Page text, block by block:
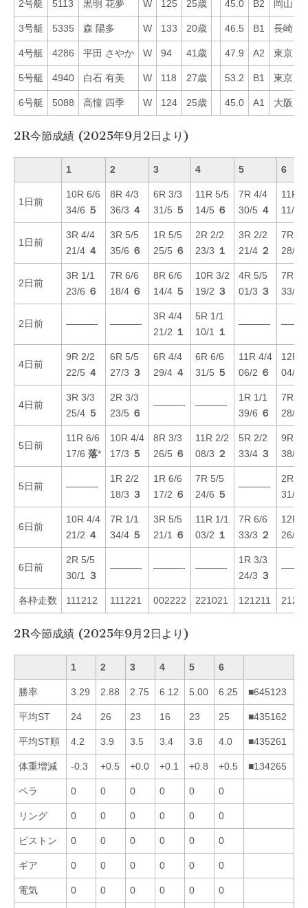
2号艇 5113 黒明 花夢 W 125 25歳 45.0 B2 岡山
3号艇 5335 森 陽多 W 133 20歳 46.5 B1 長崎
4号艇 4286 平田 さやか W 94 41歳 47.9 A2 東京
5号艇 4940 白石 有美 W 118 27歳 53.2 B1 東京
6号艇 5088 高憧 四季 W 124 25歳 45.0 A1 大阪
2R今節成績 (2025年9月2日より)
1 2 3 4 5 6
1日前
10R 6/6
34/6 ５
8R 4/3
36/3 ４
6R 3/3
31/5 ５
11R 5/5
14/5 ６
7R 4/4
30/5 ４
11R
11/3
1日前
3R 4/4
21/4 ４
3R 5/5
35/6 ６
1R 5/5
25/5 ６
2R 2/2
23/3 １
3R 2/2
21/4 ２
7R 3/
28/4
2日前
3R 1/1
23/6 ６
7R 6/6
18/4 ６
8R 6/6
14/4 ５
10R 3/2
19/2 ３
4R 5/5
01/3 ３
7R 1/
33/6
2日前 ———- ———-
3R 4/4
21/2 １
5R 1/1
10/1
１
———-
4日前
9R 2/2
22/5 ４
6R 5/5
27/3 ３
6R 4/4
29/4 ４
6R 6/6
31/5 ５
11R 4/4
06/2 ６
12R
04/2
4日前
3R 3/3
25/4 ５
2R 3/3
23/5 ６
———- ———-
1R 1/1
39/6 ６
7R 3/
28/3
5日前
11R 6/6
17/6 落*
10R 4/4
17/3 ５
8R 3/3
26/5 ６
11R 2/2
08/3 ２
5R 2/2
33/4 ３
9R 6/
38/6
5日前 ———-
1R 2/2
18/3 ３
1R 6/6
17/2 ６
7R 5/5
24/6 ５
———-
2R 2/
31/2
6日前
10R 4/4
21/2 ４
7R 1/1
34/4 ５
3R 5/5
21/1
６
11R 1/1
03/2 １
7R 6/6
33/3 ２
12R
26/6
6日前
2R 5/5
30/1
３
———- ———- ———-
1R 3/3
24/3 ３
各枠走数 111212 111221 002222 221021 121211
2R今節成績 (2025年9月2日より)
1 2 3 4 5 6
勝率 3.29 2.88 2.75 6.12 5.00 6.25 ■645123
平均ST 24 26 23 16 23 25 ■435162
平均ST順 4.2 3.9 3.5 3.4 3.8 4.0 ■435261
体重増減 -0.3 +0.5 +0.0 +0.1 +0.8 +0.5 ■134265
ペラ 0 0 0 0 0 0
リング 0 0 0 0 0 0
ピストン 0 0 0 0 0 0
ギア 0 0 0 0 0 0
電気 0 0 0 0 0 0